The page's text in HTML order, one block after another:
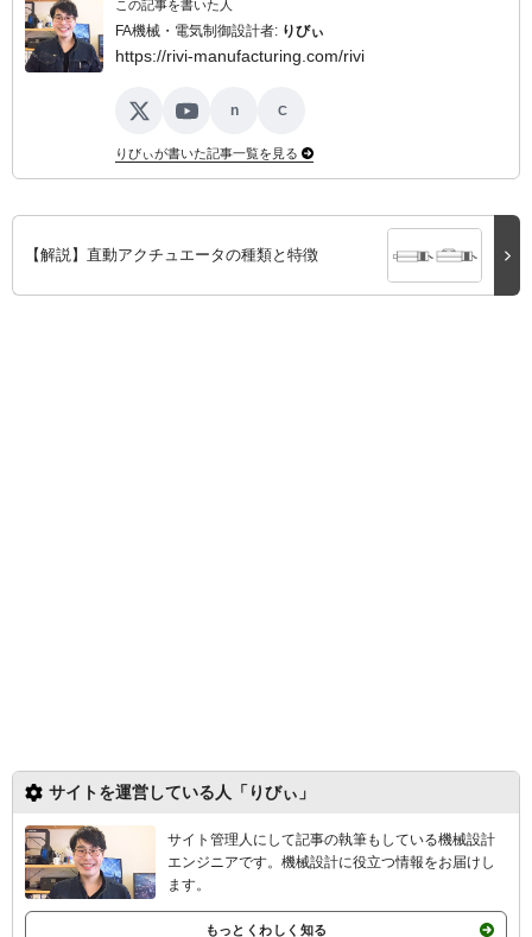
この記事を書いた人
FA機械・電気制御設計者: りびぃ
https://rivi-manufacturing.com/rivi
X YouTube
n C
りびぃが書いた記事一覧を見る
【解説】直動アクチュエータの種類と特徴
サイトを運営している人「りびぃ」
サイト管理人にして記事の執筆もしている機械設計
エンジニアです。機械設計に役立つ情報をお届けし
ます。
もっとくわしく知る